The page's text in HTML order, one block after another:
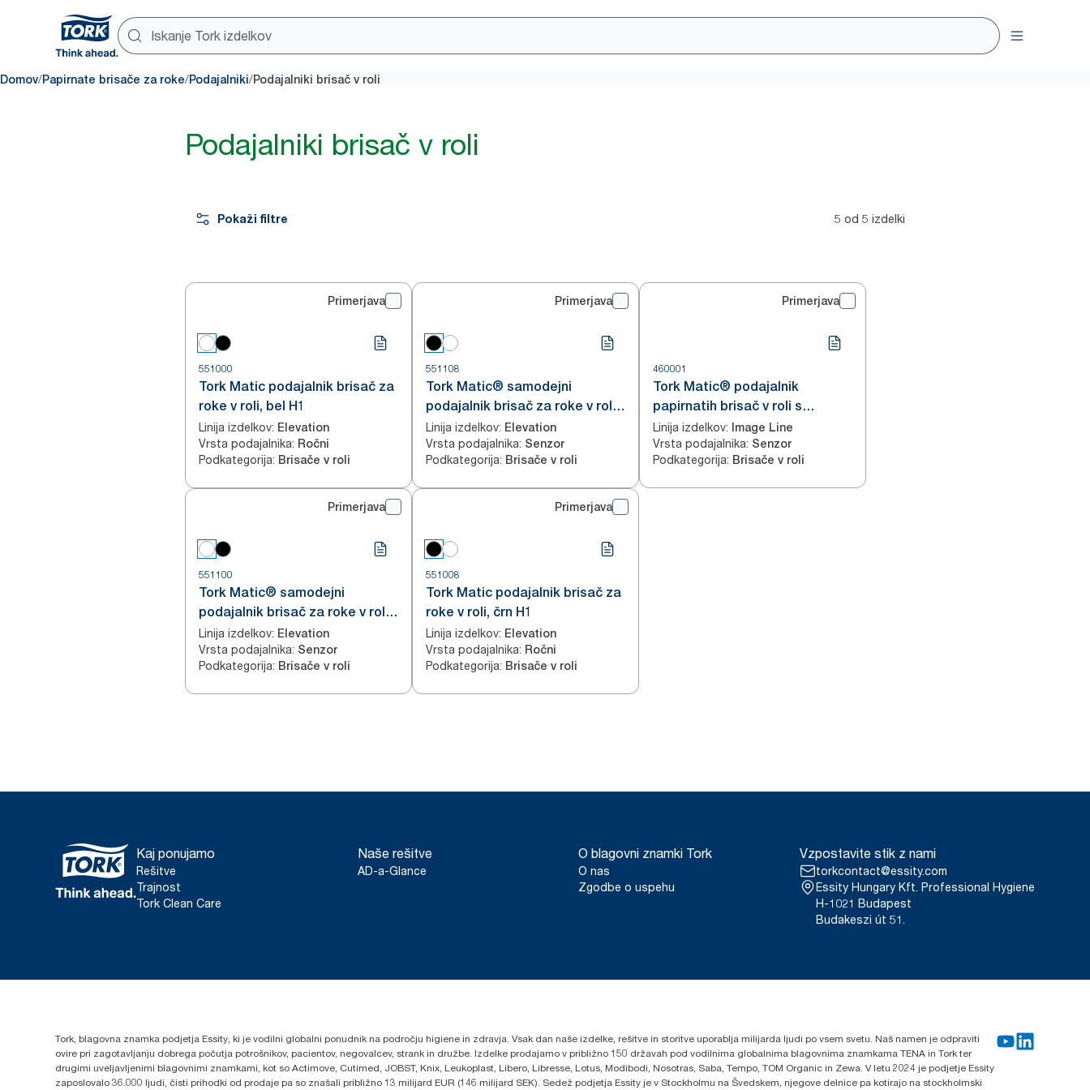
Domov/Papirnate brisače za roke/Podajalniki/Podajalniki brisač v roli
Podajalniki brisač v roli
Pokaži filtre 5 od 5 izdelki
Primerjava
551000
Tork Matic podajalnik brisač za
roke v roli, bel H1
Linija izdelkov: Elevation
Vrsta podajalnika: Ročni
Podkategorija: Brisače v roli
Primerjava
551108
Tork Matic® samodejni
podajalnik brisač za roke v roli
črn H1
Linija izdelkov: Elevation
Vrsta podajalnika: Senzor
Podkategorija: Brisače v roli
Primerjava
460001
Tork Matic® podajalnik
papirnatih brisač v roli s
senzorjem Intuition, nerjavno
jeklo H1
Linija izdelkov: Image Line
Vrsta podajalnika: Senzor
Podkategorija: Brisače v roli
Primerjava
551100
Tork Matic® samodejni
podajalnik brisač za roke v roli
bel H1
Linija izdelkov: Elevation
Vrsta podajalnika: Senzor
Podkategorija: Brisače v roli
Primerjava
551008
Tork Matic podajalnik brisač za
roke v roli, črn H1
Linija izdelkov: Elevation
Vrsta podajalnika: Ročni
Podkategorija: Brisače v roli
Kaj ponujamo
Rešitve
Trajnost
Tork Clean Care
Naše rešitve
AD-a-Glance
O blagovni znamki Tork
O nas
Zgodbe o uspehu
Vzpostavite stik z nami
torkcontact@essity.com
Essity Hungary Kft. Professional Hygiene
H-1021 Budapest
Budakeszi út 51.
Tork, blagovna znamka podjetja Essity, ki je vodilni globalni ponudnik na področju higiene in zdravja. Vsak dan naše izdelke, rešitve in storitve uporablja milijarda ljudi po vsem svetu. Naš namen je odpraviti
ovire pri zagotavljanju dobrega počutja potrošnikov, pacientov, negovalcev, strank in družbe. Izdelke prodajamo v približno 150 državah pod vodilnima globalnima blagovnima znamkama TENA in Tork ter
drugimi uveljavljenimi blagovnimi znamkami, kot so Actimove, Cutimed, JOBST, Knix, Leukoplast, Libero, Libresse, Lotus, Modibodi, Nosotras, Saba, Tempo, TOM Organic in Zewa. V letu 2024 je podjetje Essity
zaposlovalo 36.000 ljudi, čisti prihodki od prodaje pa so znašali približno 13 milijard EUR (146 milijard SEK). Sedež podjetja Essity je v Stockholmu na Švedskem, njegove delnice pa kotirajo na stockholmski